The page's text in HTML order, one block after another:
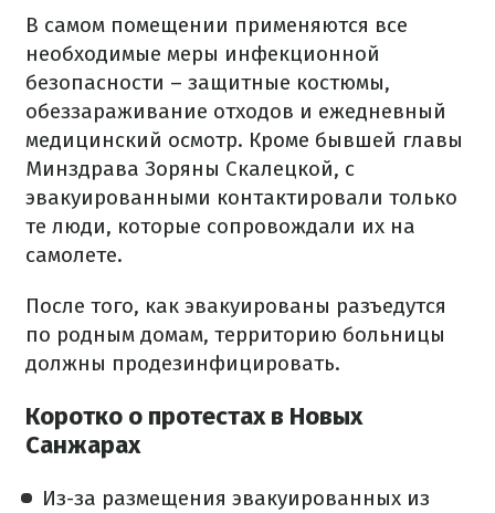
В самом помещении применяются все
необходимые меры инфекционной
безопасности – защитные костюмы,
обеззараживание отходов и ежедневный
медицинский осмотр. Кроме бывшей главы
Минздрава Зоряны Скалецкой, с
эвакуированными контактировали только
те люди, которые сопровождали их на
самолете.
После того, как эвакуированы разъедутся
по родным домам, территорию больницы
должны продезинфицировать.
Коротко о протестах в Новых
Санжарах
Из-за размещения эвакуированных из